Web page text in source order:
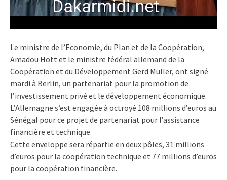
Le ministre de l’Economie, du Plan et de la Coopération,
Amadou Hott et le ministre fédéral allemand de la
Coopération et du Développement Gerd Müller, ont signé
mardi à Berlin, un partenariat pour la promotion de
l’investissement privé et le développement économique.
L’Allemagne s’est engagée à octroyé 108 millions d’euros au
Sénégal pour ce projet de partenariat pour l’assistance
financière et technique.
Cette enveloppe sera répartie en deux pôles, 31 millions
d’euros pour la coopération technique et 77 millions d’euros
pour la coopération financière.